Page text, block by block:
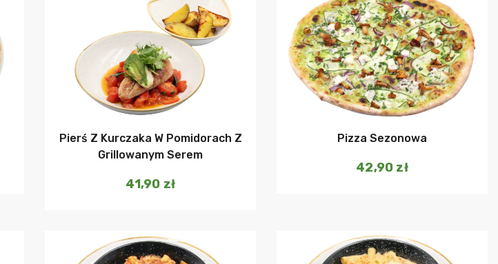
Dodaj do koszyka
Pierś Z Kurczaka W Pomidorach Z
Grillowanym Serem
41,90 zł
Dodaj do koszyka
Pizza Sezonowa
42,90 zł